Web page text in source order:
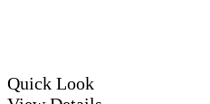
Quick Look